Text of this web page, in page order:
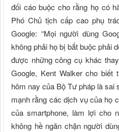
đối cáo buộc cho rằng họ có
Phó Chủ tịch cấp cao phụ
Google: “Mọi người dùng
không phải họ bị bắt buộc phải
được những công cụ khác
Google, Kent Walker cho biết
hôm nay của Bộ Tư pháp là sai
mạnh rằng các dịch vụ của họ
của smartphone, làm lợi cho
không hề ngăn chặn người